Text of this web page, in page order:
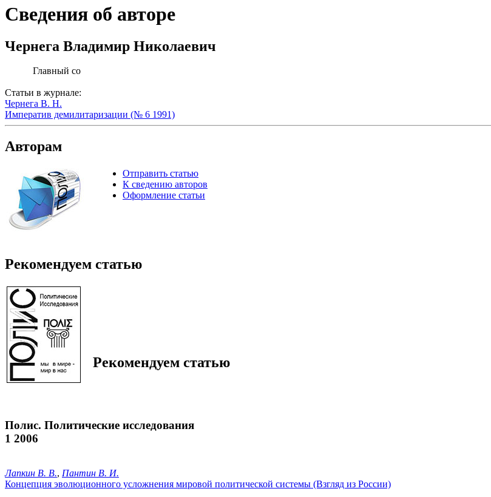
Сведения об авторе
Чернега Владимир Николаевич
Главный со
Статьи в журнале:
Чернега В. Н.
Императив демилитаризации (№ 6 1991)
Авторам
Отправить статью
К сведению авторов
Оформление статьи
Рекомендуем статью
Рекомендуем статью
Полис. Политические исследования
1 2006
Лапкин В. В., Пантин В. И.
Концепция эволюционного усложнения мировой политической системы (Взгляд из России)